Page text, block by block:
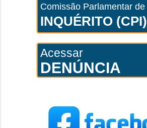
Comissão Parlamentar de
INQUÉRITO (CPI)
Acessar
DENÚNCIA